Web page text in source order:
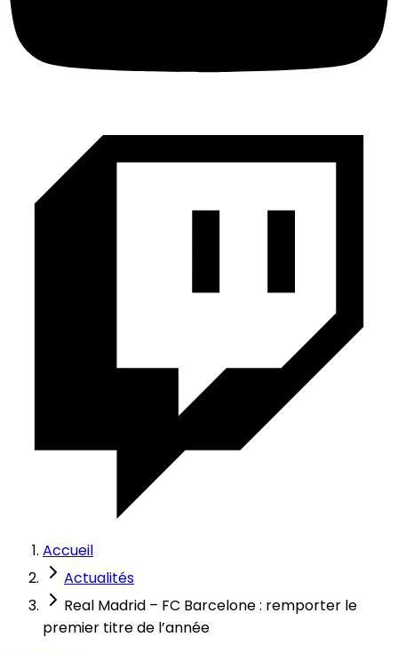
Accueil
Actualités
Real Madrid – FC Barcelone : remporter le
premier titre de l’année